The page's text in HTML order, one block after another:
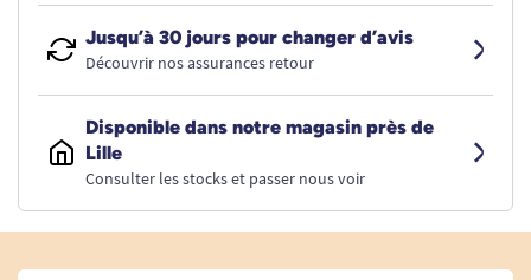
Jusqu’à 30 jours pour changer d’avis
Découvrir nos assurances retour
Disponible dans notre magasin près de
Lille
Consulter les stocks et passer nous voir